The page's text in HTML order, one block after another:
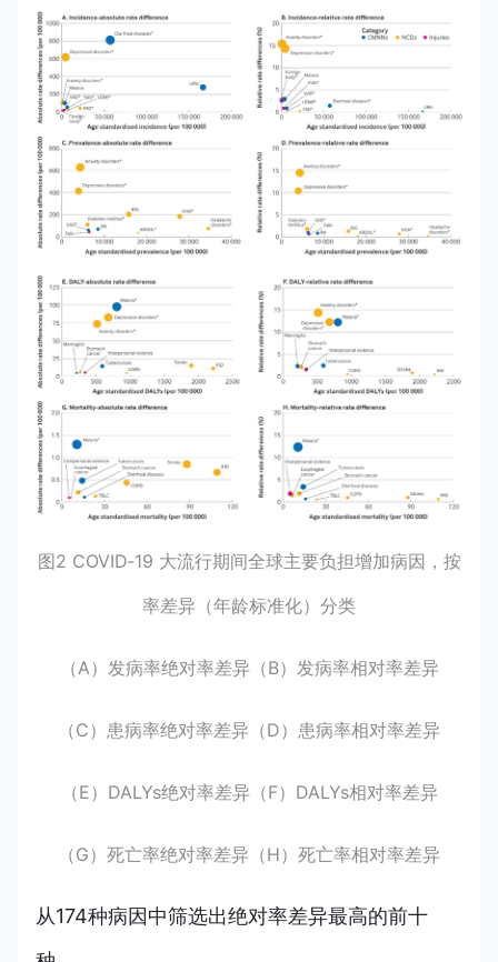
图2 COVID‑19 大流行期间全球主要负担增加病因，按
率差异（年龄标准化）分类
（A）发病率绝对率差异（B）发病率相对率差异
（C）患病率绝对率差异（D）患病率相对率差异
（E）DALYs绝对率差异（F）DALYs相对率差异
（G）死亡率绝对率差异（H）死亡率相对率差异
从174种病因中筛选出绝对率差异最高的前十